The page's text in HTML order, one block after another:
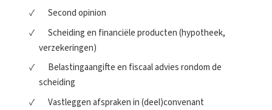
Second opinion
Scheiding en financiële producten (hypotheek,
verzekeringen)
Belastingaangifte en fiscaal advies rondom de
scheiding
Vastleggen afspraken in (deel)convenant